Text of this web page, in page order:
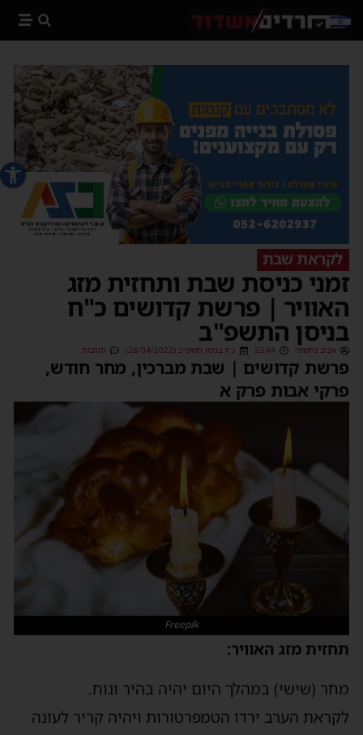
פתח
לקראת שבת
זמני כניסת שבת ותחזית מזג
האוויר | פרשת קדושים כ"ח
בניסן התשפ"ב
אביב נחשוני 23:44 כ״ז בניסן תשפ״ב (28/04/2022) תגובות
פרשת קדושים | שבת מברכין, מחר חודש,
פרקי אבות פרק א
Freepik
תחזית מזג האוויר:
מחר (שישי) במהלך היום יהיה בהיר ונוח.
לקראת הערב ירדו הטמפרטורות ויהיה קריר לעונה